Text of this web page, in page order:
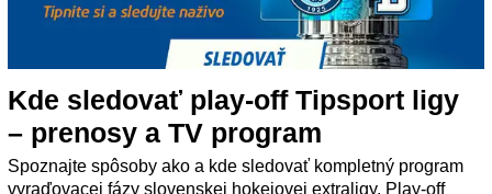
Kde sledovať play-off Tipsport ligy
– prenosy a TV program
Spoznajte spôsoby ako a kde sledovať kompletný program
vyraďovacej fázy slovenskej hokejovej extraligy. Play-off